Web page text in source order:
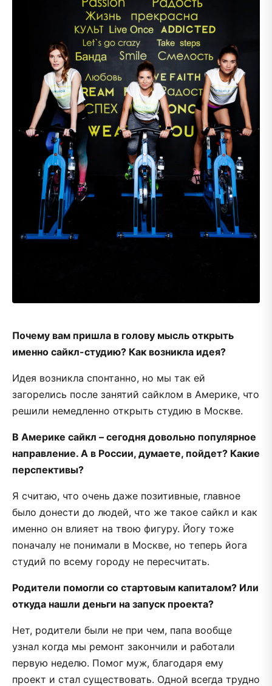
Почему вам пришла в голову мысль открыть
именно сайкл-студию? Как возникла идея?
Идея возникла спонтанно, но мы так ей
загорелись после занятий сайклом в Америке, что
решили немедленно открыть студию в Москве.
В Америке сайкл – сегодня довольно популярное
направление. А в России, думаете, пойдет? Какие
перспективы?
Я считаю, что очень даже позитивные, главное
было донести до людей, что же такое сайкл и как
именно он влияет на твою фигуру. Йогу тоже
поначалу не понимали в Москве, но теперь йога
студий по всему городу не пересчитать.
Родители помогли со стартовым капиталом? Или
откуда нашли деньги на запуск проекта?
Нет, родители были не при чем, папа вообще
узнал когда мы ремонт закончили и работали
первую неделю. Помог муж, благодаря ему
проект и стал существовать. Одной всегда трудно